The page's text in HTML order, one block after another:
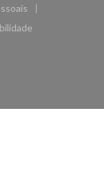
nova janela))